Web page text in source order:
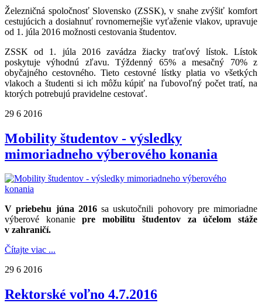
Železničná spoločnosť Slovensko (ZSSK), v snahe zvýšiť komfort
cestujúcich a dosiahnuť rovnomernejšie vyťaženie vlakov, upravuje
od 1. júla 2016 možnosti cestovania študentov.
ZSSK od 1. júla 2016 zavádza žiacky traťový lístok. Lístok
poskytuje výhodnú zľavu. Týždenný 65% a mesačný 70% z
obyčajného cestovného. Tieto cestovné lístky platia vo všetkých
vlakoch a študenti si ich môžu kúpiť na ľubovoľný počet tratí, na
ktorých potrebujú pravidelne cestovať.
29 6 2016
Mobility študentov - výsledky
mimoriadneho výberového konania
V priebehu júna 2016 sa uskutočnili pohovory pre mimoriadne
výberové konaniepre mobilitu študentov za účelom stáže
v zahraničí.
Čítajte viac ...
29 6 2016
Rektorské voľno 4.7.2016